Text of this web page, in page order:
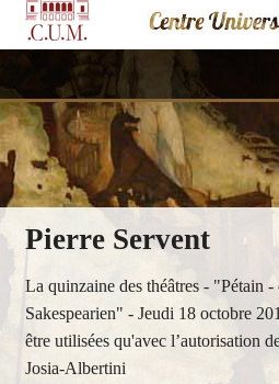
ACCUEIL
NOS CONFÉRENCES
VIDÉOS
PHOTOS
HORS PROGRAMME
Pierre Servent
La quinzaine des théâtres - "Pétain
Sakespearien" - Jeudi 18 octobre
être utilisées qu'avec l’autorisation
Josia-Albertini